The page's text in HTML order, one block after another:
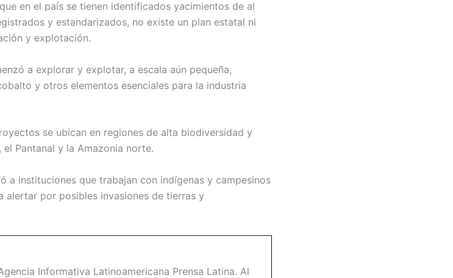
en el país se tienen identificados yacimientos de al
y estandarizados, no existe un plan estatal ni
y explotación.
a explorar y explotar, a escala aún pequeña,
y otros elementos esenciales para la industria
se ubican en regiones de alta biodiversidad y
Pantanal y la Amazonia norte.
a instituciones que trabajan con indígenas y campesinos
alertar por posibles invasiones de tierras y
Informativa Latinoamericana Prensa Latina. Al